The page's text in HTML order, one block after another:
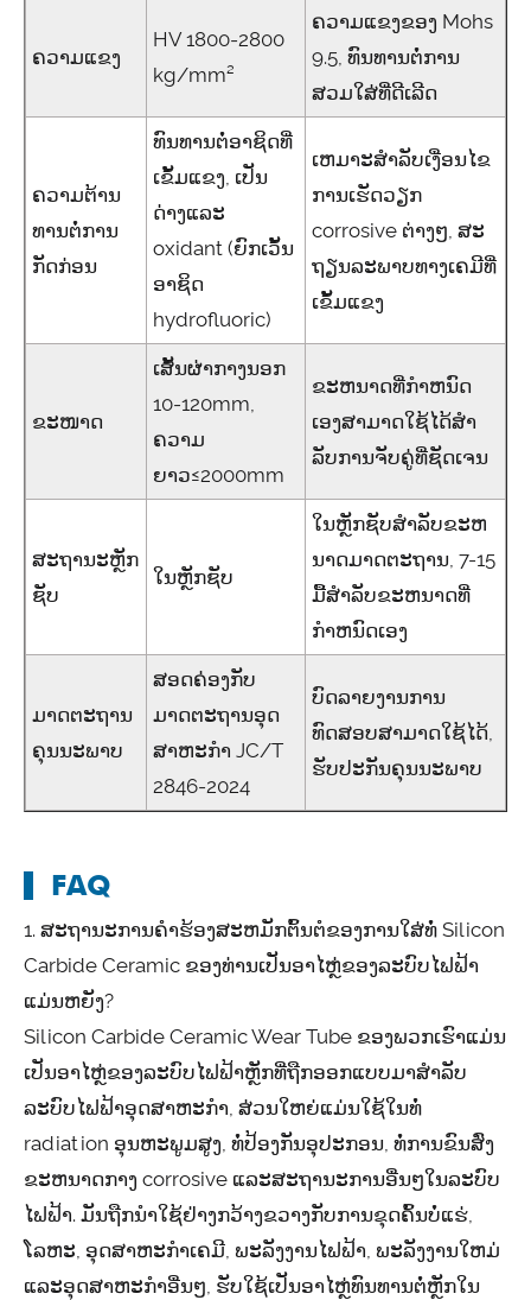
ຄວາມແຂງ
HV 1800-2800
kg/mm²
ຄວາມແຂງຂອງ Mohs
9.5, ທົນທານຕໍ່ການ
ສວມໃສ່ທີ່ດີເລີດ
ຄວາມຕ້ານ
ທານຕໍ່ການ
ກັດກ່ອນ
ທົນທານຕໍ່ອາຊິດທີ່
ເຂັ້ມແຂງ, ເປັນ
ດ່າງແລະ
oxidant (ຍົກເວັ້ນ
ອາຊິດ
hydrofluoric)
ເຫມາະສໍາລັບເງື່ອນໄຂ
ການເຮັດວຽກ
corrosive ຕ່າງໆ, ສະ
ຖຽນລະພາບທາງເຄມີທີ່
ເຂັ້ມແຂງ
ຂະໜາດ
ເສັ້ນຜ່າກາງນອກ
10-120mm,
ຄວາມ
ຍາວ≤2000mm
ຂະຫນາດທີ່ກໍາຫນົດ
ເອງສາມາດໃຊ້ໄດ້ສໍາ
ລັບການຈັບຄູ່ທີ່ຊັດເຈນ
ສະຖານະຫຼັກ
ຊັບ
ໃນຫຼັກຊັບ
ໃນຫຼັກຊັບສໍາລັບຂະຫ
ນາດມາດຕະຖານ, 7-15
ມື້ສໍາລັບຂະຫນາດທີ່
ກໍາຫນົດເອງ
ມາດຕະຖານ
ຄຸນນະພາບ
ສອດຄ່ອງກັບ
ມາດຕະຖານອຸດ
ສາຫະກໍາ JC/T
2846-2024
ບົດລາຍງານການ
ທົດສອບສາມາດໃຊ້ໄດ້,
ຮັບປະກັນຄຸນນະພາບ
FAQ
1. ສະຖານະການຄໍາຮ້ອງສະຫມັກຕົ້ນຕໍຂອງການໃສ່ທໍ່ Silicon
Carbide Ceramic ຂອງທ່ານເປັນອາໄຫຼ່ຂອງລະບົບໄຟຟ້າ
ແມ່ນຫຍັງ?
Silicon Carbide Ceramic Wear Tube ຂອງພວກເຮົາແມ່ນ
ເປັນອາໄຫຼ່ຂອງລະບົບໄຟຟ້າຫຼັກທີ່ຖືກອອກແບບມາສໍາລັບ
ລະບົບໄຟຟ້າອຸດສາຫະກໍາ, ສ່ວນໃຫຍ່ແມ່ນໃຊ້ໃນທໍ່
radiation ອຸນຫະພູມສູງ, ທໍ່ປ້ອງກັນອຸປະກອນ, ທໍ່ການຂົນສົ່ງ
ຂະຫນາດກາງ corrosive ແລະສະຖານະການອື່ນໆໃນລະບົບ
ໄຟຟ້າ. ມັນຖືກນໍາໃຊ້ຢ່າງກວ້າງຂວາງກັບການຂຸດຄົ້ນບໍ່ແຮ່,
ໂລຫະ, ອຸດສາຫະກໍາເຄມີ, ພະລັງງານໄຟຟ້າ, ພະລັງງານໃຫມ່
ແລະອຸດສາຫະກໍາອື່ນໆ, ຮັບໃຊ້ເປັນອາໄຫຼ່ທົນທານຕໍ່ຫຼັກໃນ